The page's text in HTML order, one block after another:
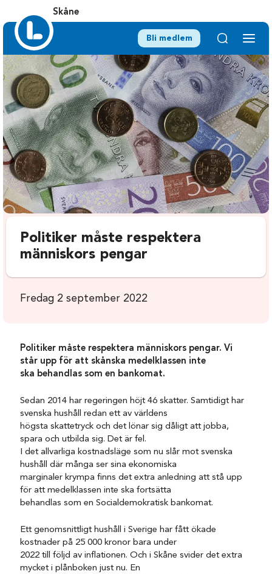
Skåne
Bli medlem
Politiker måste respektera
människors pengar
Fredag 2 september 2022
Politiker måste respektera människors pengar. Vi
står upp för att skånska medelklassen inte
ska behandlas som en bankomat.
Sedan 2014 har regeringen höjt 46 skatter. Samtidigt har
svenska hushåll redan ett av världens
högsta skattetryck och det lönar sig dåligt att jobba,
spara och utbilda sig. Det är fel.
I det allvarliga kostnadsläge som nu slår mot svenska
hushåll där många ser sina ekonomiska
marginaler krympa finns det extra anledning att stå upp
för att medelklassen inte ska fortsätta
behandlas som en Socialdemokratisk bankomat.
Ett genomsnittligt hushåll i Sverige har fått ökade
kostnader på 25 000 kronor bara under
2022 till följd av inflationen. Och i Skåne svider det extra
mycket i plånboken just nu. En